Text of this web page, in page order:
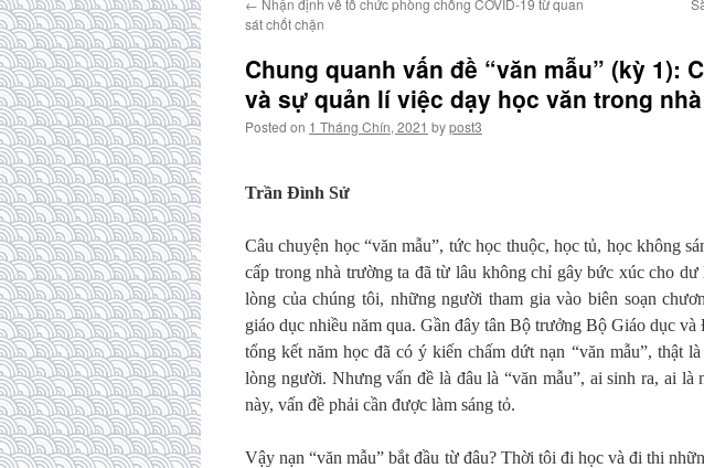
← Nhận định về tổ chức phòng chống COVID-19 từ quan
sát chốt chặn
Chung quanh vấn đề “văn mẫu” (kỳ 1):
và sự quản lí việc dạy học văn trong
Posted on 1 Tháng Chín, 2021 bypost3
Trần Đình Sử
Câu chuyện học “văn mẫu”, tức học thuộc, học tủ, học không
cấp trong nhà trường ta đã từ lâu không chỉ gây bức xúc cho
lòng của chúng tôi, những người tham gia vào biên soạn
giáo dục nhiều năm qua. Gần đây tân Bộ trưởng Bộ Giáo dục
tổng kết năm học đã có ý kiến chấm dứt nạn “văn mẫu”, thật
lòng người. Nhưng vấn đề là đâu là “văn mẫu”, ai sinh ra, ai là
này, vấn đề phải cần được làm sáng tỏ.
Vậy nạn “văn mẫu” bắt đầu từ đâu? Thời tôi đi học và đi thi